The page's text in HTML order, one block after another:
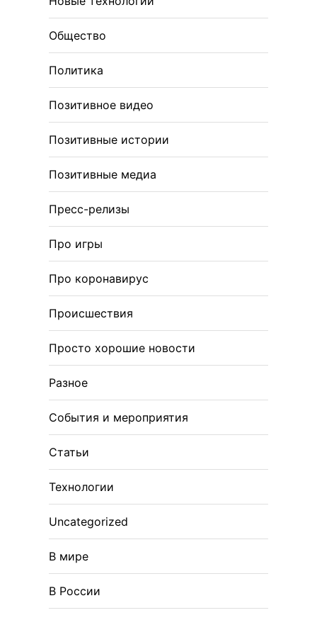
Общество
Политика
Позитивное видео
Позитивные истории
Позитивные медиа
Пресс-релизы
Про игры
Про коронавирус
Происшествия
Просто хорошие новости
Разное
События и мероприятия
Статьи
Технологии
Uncategorized
В мире
В России